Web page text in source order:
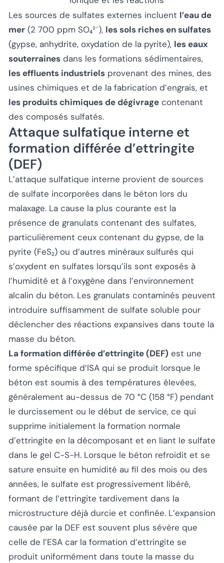
Les sources de sulfates externes incluent l’eau de
mer (2 700 ppm SO₄²⁻), les sols riches en sulfates
(gypse, anhydrite, oxydation de la pyrite), les eaux
souterraines dans les formations sédimentaires,
les effluents industriels provenant des mines, des
usines chimiques et de la fabrication d’engrais, et
les produits chimiques de dégivrage contenant
des composés sulfatés.
Attaque sulfatique interne et
formation différée d’ettringite
(DEF)
L’attaque sulfatique interne provient de sources
de sulfate incorporées dans le béton lors du
malaxage. La cause la plus courante est la
présence de granulats contenant des sulfates,
particulièrement ceux contenant du gypse, de la
pyrite (FeS₂) ou d’autres minéraux sulfurés qui
s’oxydent en sulfates lorsqu’ils sont exposés à
l’humidité et à l’oxygène dans l’environnement
alcalin du béton. Les granulats contaminés peuvent
introduire suffisamment de sulfate soluble pour
déclencher des réactions expansives dans toute la
masse du béton.
La formation différée d’ettringite (DEF) est une
forme spécifique d’ISA qui se produit lorsque le
béton est soumis à des températures élevées,
généralement au-dessus de 70 °C (158 °F) pendant
le durcissement ou le début de service, ce qui
supprime initialement la formation normale
d’ettringite en la décomposant et en liant le sulfate
dans le gel C-S-H. Lorsque le béton refroidit et se
sature ensuite en humidité au fil des mois ou des
années, le sulfate est progressivement libéré,
formant de l’ettringite tardivement dans la
microstructure déjà durcie et confinée. L’expansion
causée par la DEF est souvent plus sévère que
celle de l’ESA car la formation d’ettringite se
produit uniformément dans toute la masse du